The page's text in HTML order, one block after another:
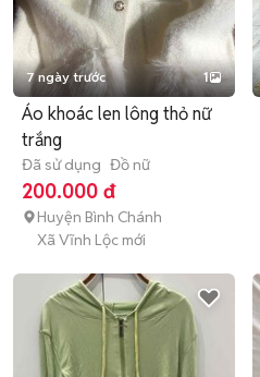
7 ngày trước 1
Áo khoác len lông thỏ nữ
trắng
Đã sử dụng Đồ nữ
200.000 đ
Huyện Bình Chánh
Xã Vĩnh Lộc mới